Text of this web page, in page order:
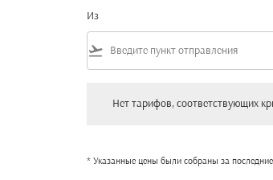
Из
flight_takeoff
Нет тарифов, соответствующих
* Указанные цены были собраны за